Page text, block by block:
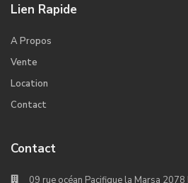
Lien Rapide
A Propos
Vente
Location
Contact
Contact
09 rue océan Pacifique la Marsa